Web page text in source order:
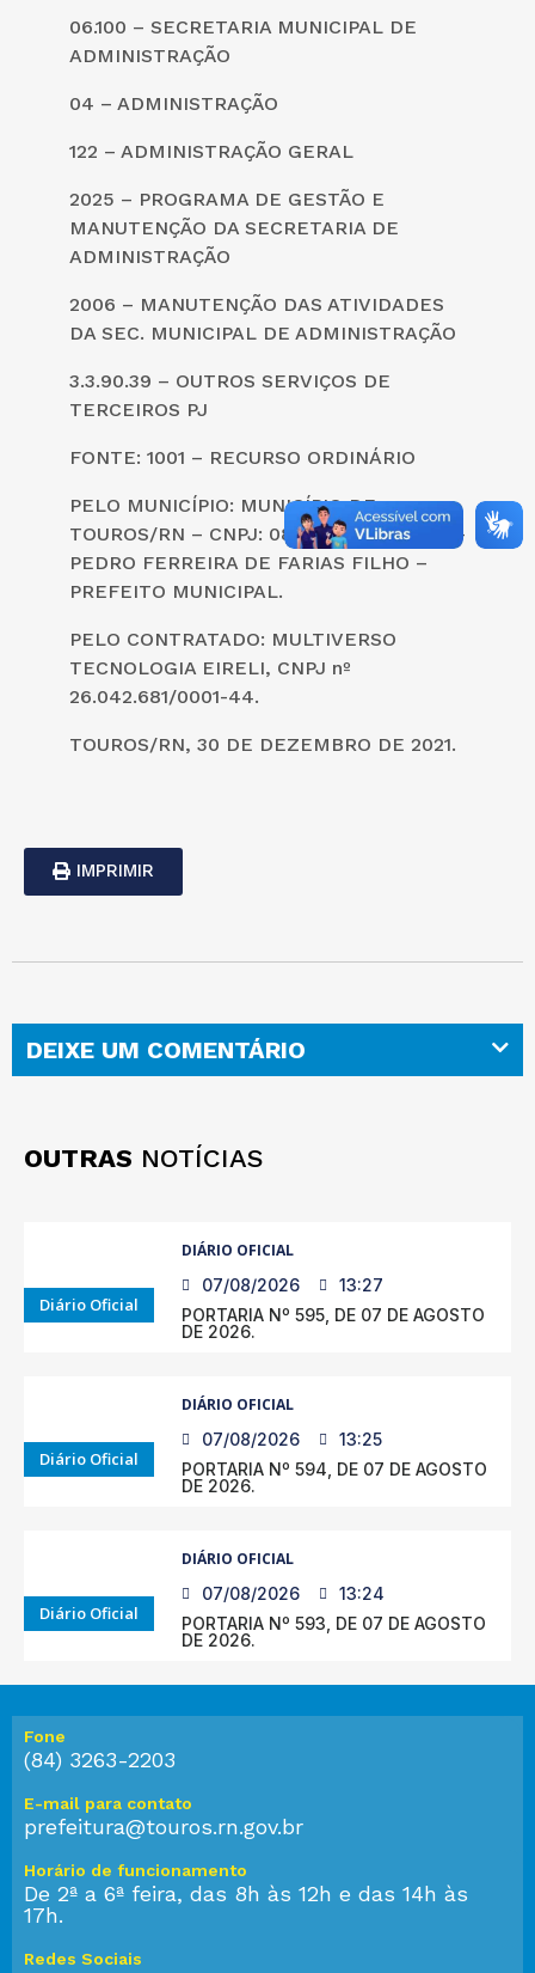
06.100 – SECRETARIA MUNICIPAL DE
ADMINISTRAÇÃO
04 – ADMINISTRAÇÃO
122 – ADMINISTRAÇÃO GERAL
2025 – PROGRAMA DE GESTÃO E
MANUTENÇÃO DA SECRETARIA DE
ADMINISTRAÇÃO
2006 – MANUTENÇÃO DAS ATIVIDADES
DA SEC. MUNICIPAL DE ADMINISTRAÇÃO
3.3.90.39 – OUTROS SERVIÇOS DE
TERCEIROS PJ
FONTE: 1001 – RECURSO ORDINÁRIO
PELO MUNICÍPIO: MUNICÍPIO DE
TOUROS/RN – CNPJ: 08.234.155/0001-02 –
PEDRO FERREIRA DE FARIAS FILHO –
PREFEITO MUNICIPAL.
PELO CONTRATADO: MULTIVERSO
TECNOLOGIA EIRELI, CNPJ nº
26.042.681/0001-44.
TOUROS/RN, 30 DE DEZEMBRO DE 2021.
IMPRIMIR
DEIXE UM COMENTÁRIO
OUTRAS NOTÍCIAS
Diário Oficial
DIÁRIO OFICIAL
07/08/2026
13:27
PORTARIA Nº 595, DE 07 DE AGOSTO
DE 2026.
Diário Oficial
DIÁRIO OFICIAL
07/08/2026
13:25
PORTARIA Nº 594, DE 07 DE AGOSTO
DE 2026.
Diário Oficial
DIÁRIO OFICIAL
07/08/2026
13:24
PORTARIA Nº 593, DE 07 DE AGOSTO
DE 2026.
Fone
(84) 3263-2203
E-mail para contato
prefeitura@touros.rn.gov.br
Horário de funcionamento
De 2ª a 6ª feira, das 8h às 12h e das 14h às
17h.
Redes Sociais